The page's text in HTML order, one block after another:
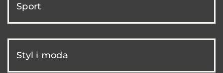
Sport
Styl i moda